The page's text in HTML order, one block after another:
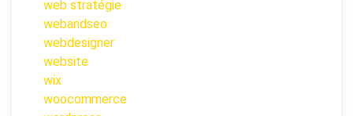
web stratégie
webandseo
webdesigner
website
wix
woocommerce